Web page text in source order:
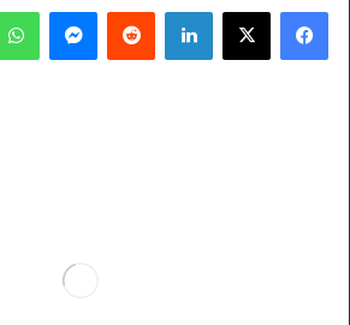
إلكترونيا
فيسبوك ‫X لينكدإن ماسنجر